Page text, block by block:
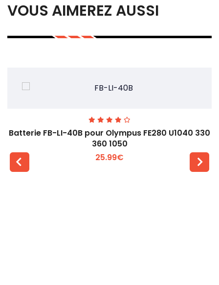
VOUS AIMEREZ AUSSI
Batterie FB-LI-40B pour Olympus FE280 U1040 330
360 1050
25.99€